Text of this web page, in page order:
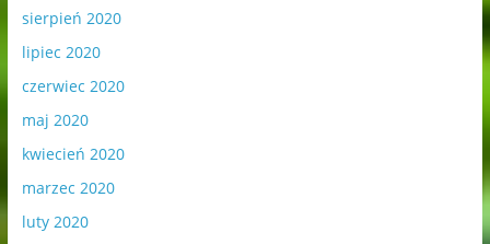
sierpień 2020
lipiec 2020
czerwiec 2020
maj 2020
kwiecień 2020
marzec 2020
luty 2020